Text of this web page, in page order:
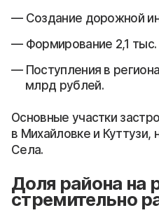
Создание дорожной
Формирование 2,1
Поступления в
млрд рублей.
Основные участки
в Михайловке и Куттузи,
Села.
Доля района на
стремительно